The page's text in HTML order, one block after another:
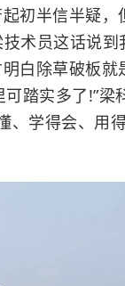
初半信半疑，
术员这话说
白除草破板就
踏实多了!”梁
、学得会、用